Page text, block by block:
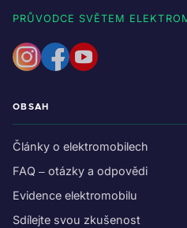
PRŮVODCE SVĚTEM
OBSAH
Články o elektromobilech
FAQ – otázky a odpovědi
Evidence elektromobilu
Sdílejte svou zkušenost